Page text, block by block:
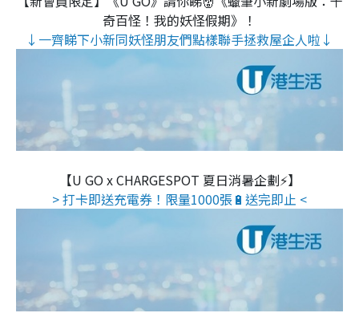
奇百怪！我的妖怪假期》！
↓一齊睇下小新同妖怪朋友們點樣聯手拯救屋企人啦↓
【U GO x CHARGESPOT 夏日消暑企劃⚡】
> 打卡即送充電券！限量1000張🔋送完即止 <